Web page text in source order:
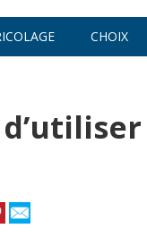
CHOIX